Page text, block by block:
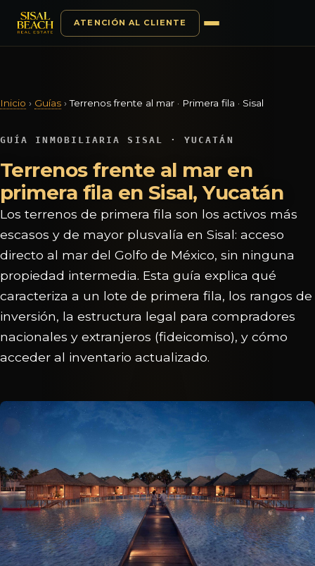
ATENCIÓN AL CLIENTE
Inicio › Guías › Terrenos frente al mar · Primera fila · Sisal
GUÍA INMOBILIARIA SISAL · YUCATÁN
Terrenos frente al mar en
primera fila en Sisal, Yucatán
Los terrenos de primera fila son los activos más
escasos y de mayor plusvalía en Sisal: acceso
directo al mar del Golfo de México, sin ninguna
propiedad intermedia. Esta guía explica qué
caracteriza a un lote de primera fila, los rangos de
inversión, la estructura legal para compradores
nacionales y extranjeros (fideicomiso), y cómo
acceder al inventario actualizado.